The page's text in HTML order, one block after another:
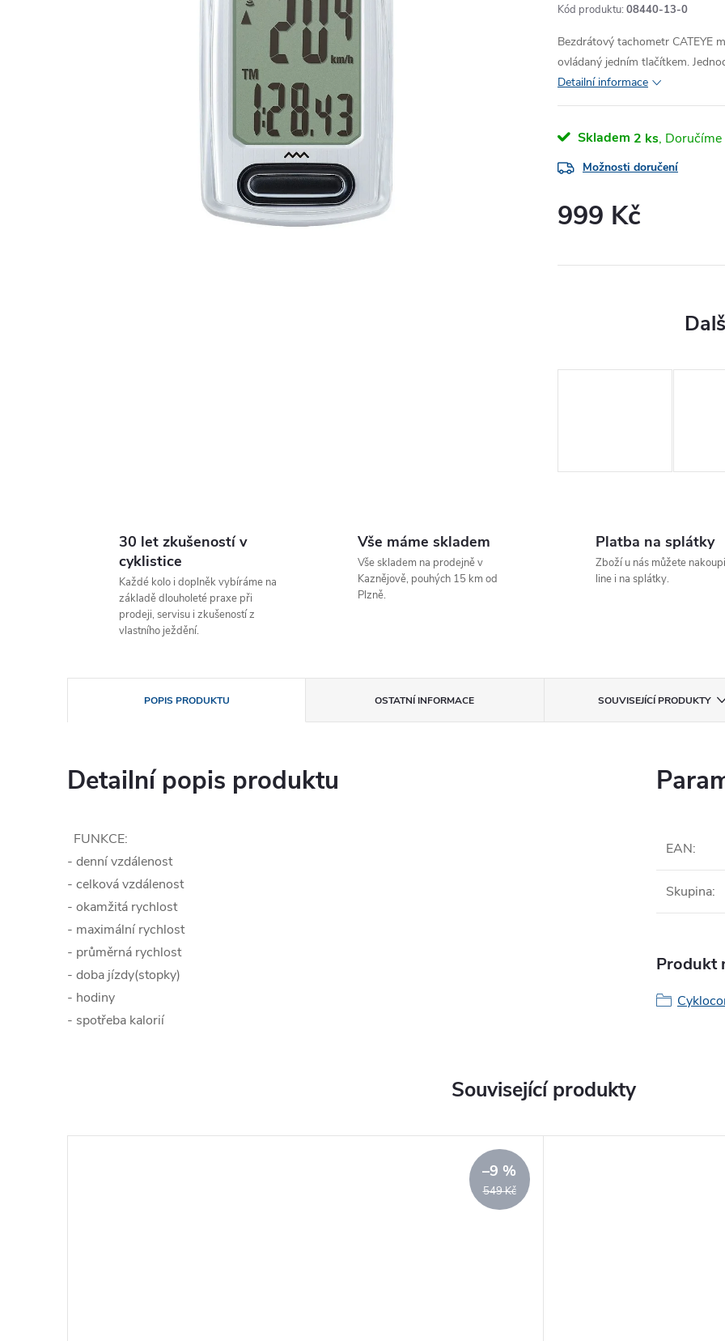
Kód produktu: 08440-13-0
Bezdrátový tachometr CATEYE
ovládaný jedním tlačítkem.
Detailní informace
Skladem 2 ks
Možnosti doručení
999 Kč
30 let zkušeností v
cyklistice
Každé kolo i doplněk vybíráme na
základě dlouholeté praxe při
prodeji, servisu i zkušeností z
vlastního ježdění.
Vše máme skladem
Vše skladem na prodejně v
Kaznějově, pouhých 15 km od
Plzně.
Platba na splátky
Zboží u nás můžete
line i na splátky.
POPIS PRODUKTU OSTATNÍ INFORMACE SOUVISEJÍCÍ PRODUKTY
Detailní popis produktu
FUNKCE:
- denní vzdálenost
- celková vzdálenost
- okamžitá rychlost
- maximální rychlost
- průměrná rychlost
- doba jízdy(stopky)
- hodiny
- spotřeba kalorií
EAN:
Skupina:
Produkt
Související produkty
549 Kč
–9 %